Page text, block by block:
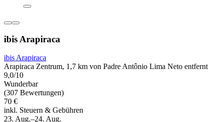
ibis Arapiraca
ibis Arapiraca
Arapiraca Zentrum, 1,7 km von Padre Antônio Lima Neto entfernt
9,0/10
Wunderbar
(307 Bewertungen)
70 €
inkl. Steuern & Gebühren
23. Aug.–24. Aug.